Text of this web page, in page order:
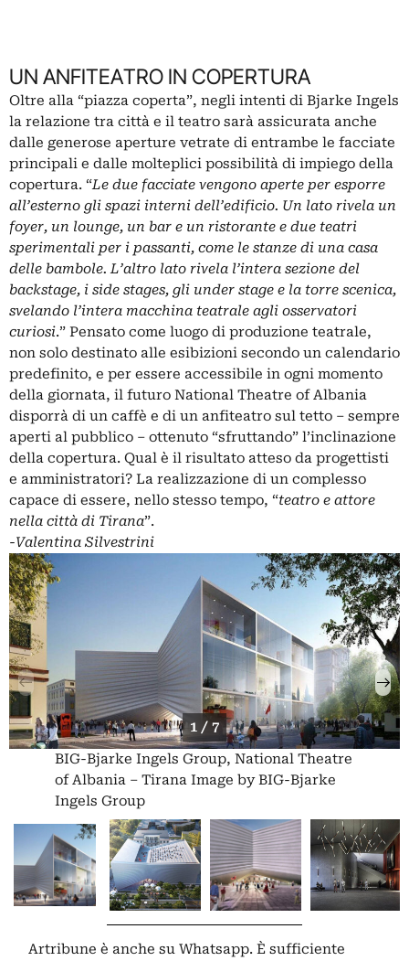
UN ANFITEATRO IN COPERTURA
Oltre alla “piazza coperta”, negli intenti di Bjarke Ingels
la relazione tra città e il teatro sarà assicurata anche
dalle generose aperture vetrate di entrambe le facciate
principali e dalle molteplici possibilità di impiego della
copertura. “Le due facciate vengono aperte per esporre
all’esterno gli spazi interni dell’edificio. Un lato rivela un
foyer, un lounge, un bar e un ristorante e due teatri
sperimentali per i passanti, come le stanze di una casa
delle bambole. L’altro lato rivela l’intera sezione del
backstage, i side stages, gli under stage e la torre scenica,
svelando l’intera macchina teatrale agli osservatori
curiosi.” Pensato come luogo di produzione teatrale,
non solo destinato alle esibizioni secondo un calendario
predefinito, e per essere accessibile in ogni momento
della giornata, il futuro National Theatre of Albania
disporrà di un caffè e di un anfiteatro sul tetto – sempre
aperti al pubblico – ottenuto “sfruttando” l’inclinazione
della copertura. Qual è il risultato atteso da progettisti
e amministratori? La realizzazione di un complesso
capace di essere, nello stesso tempo, “teatro e attore
nella città di Tirana”.
-Valentina Silvestrini
1 / 7
BIG-Bjarke Ingels Group, National Theatre
of Albania – Tirana Image by BIG-Bjarke
Ingels Group
Artribune è anche su Whatsapp. È sufficiente